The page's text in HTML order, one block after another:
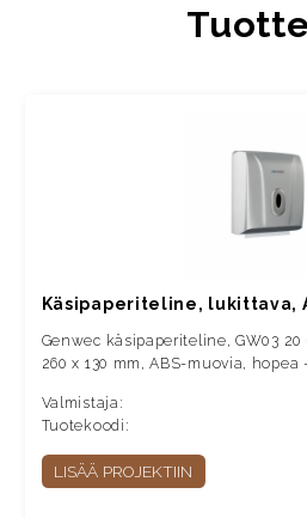
Käsipaperiteline, lukittava,
Genwec käsipaperiteline, GW03 20
260 x 130 mm, ABS-muovia, hopea
Valmistaja:
Tuotekoodi:
LISÄÄ PROJEKTIIN